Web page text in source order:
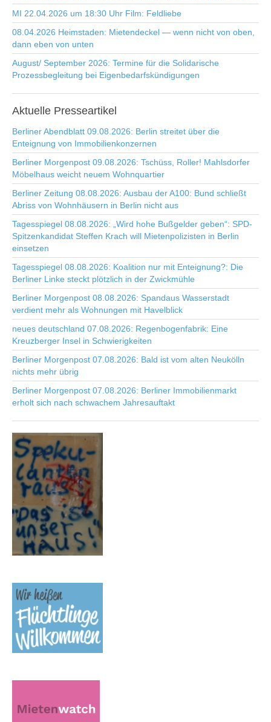
MI 22.04.2026 um 18:30 Uhr Film: Feldliebe
08.04.2026 Heimstaden: Mietendeckel — wenn nicht von oben,
dann eben von unten
August/ September 2026: Termine für die Solidarische
Prozessbegleitung bei Eigenbedarfskündigungen
Aktuelle Presseartikel
Berliner Abendblatt 09.08.2026: Berlin streitet über die
Enteignung von Immobilienkonzernen
Berliner Morgenpost 09.08.2026: Tschüss, Roller! Mahlsdorfer
Möbelhaus weicht neuem Wohnquartier
Berliner Zeitung 08.08.2026: Ausbau der A100: Bund schließt
Abriss von Wohnhäusern in Berlin nicht aus
Tagesspiegel 08.08.2026: „Wird hohe Bußgelder geben“: SPD-
Spitzenkandidat Steffen Krach will Mietenpolizisten in Berlin
einsetzen
Tagesspiegel 08.08.2026: Koalition nur mit Enteignung?: Die
Berliner Linke steckt plötzlich in der Zwickmühle
Berliner Morgenpost 08.08.2026: Spandaus Wasserstadt
verdient mehr als Wohnungen mit Havelblick
neues deutschland 07.08.2026: Regenbogenfabrik: Eine
Kreuzberger Insel in Schwierigkeiten
Berliner Morgenpost 07.08.2026: Bald ist vom alten Neukölln
nichts mehr übrig
Berliner Morgenpost 07.08.2026: Berliner Immobilienmarkt
erholt sich nach schwachem Jahresauftakt